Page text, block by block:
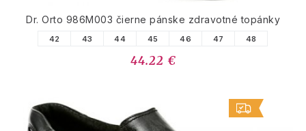
Dr. Orto 986M003 čierne pánske zdravotné topánky
42 43 44 45 46 47 48
44.22 €